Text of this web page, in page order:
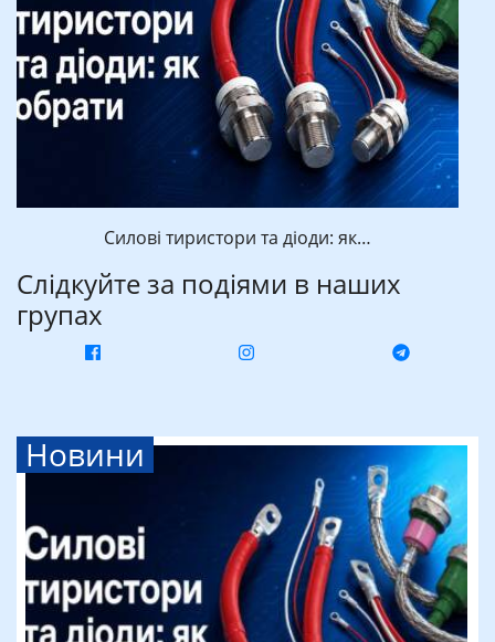
Силові тиристори та діоди: як…
Слідкуйте за подіями в наших
групах
Новини